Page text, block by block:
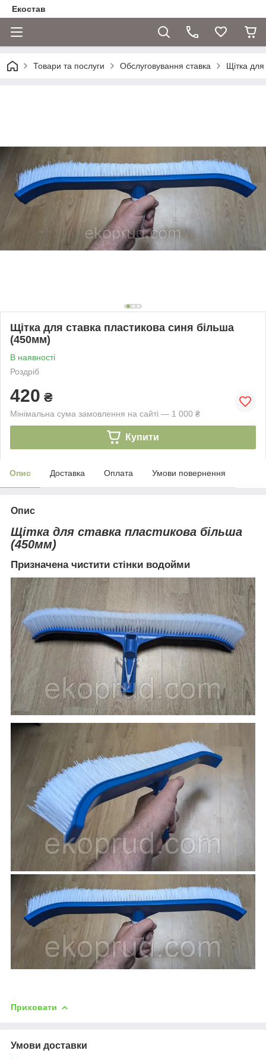
Екостав
Товари та послуги Обслуговування ставка Щітка
Щітка для ставка пластикова синя більша
(450мм)
В наявності
Роздріб
420 ₴
Мінімальна сума замовлення на сайті — 1 000 ₴
Купити
Опис Доставка Оплата Умови повернення
Опис
Щітка для ставка пластикова більша
(450мм)
Призначена чистити стінки водойми
Приховати
Умови доставки